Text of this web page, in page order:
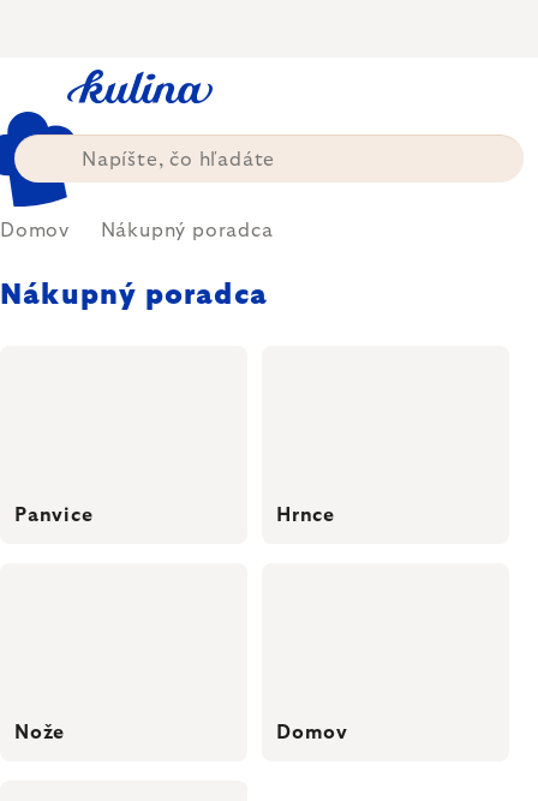
Domov Nákupný poradca
Nákupný poradca
Panvice Hrnce
Nože Domov